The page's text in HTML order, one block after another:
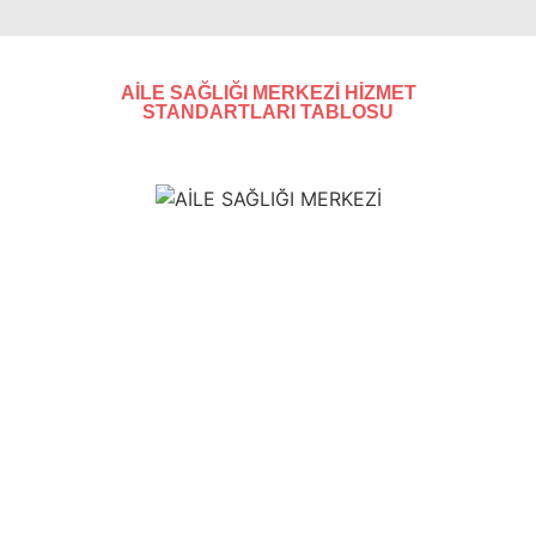
AİLE SAĞLIĞI MERKEZİ HİZMET
STANDARTLARI TABLOSU